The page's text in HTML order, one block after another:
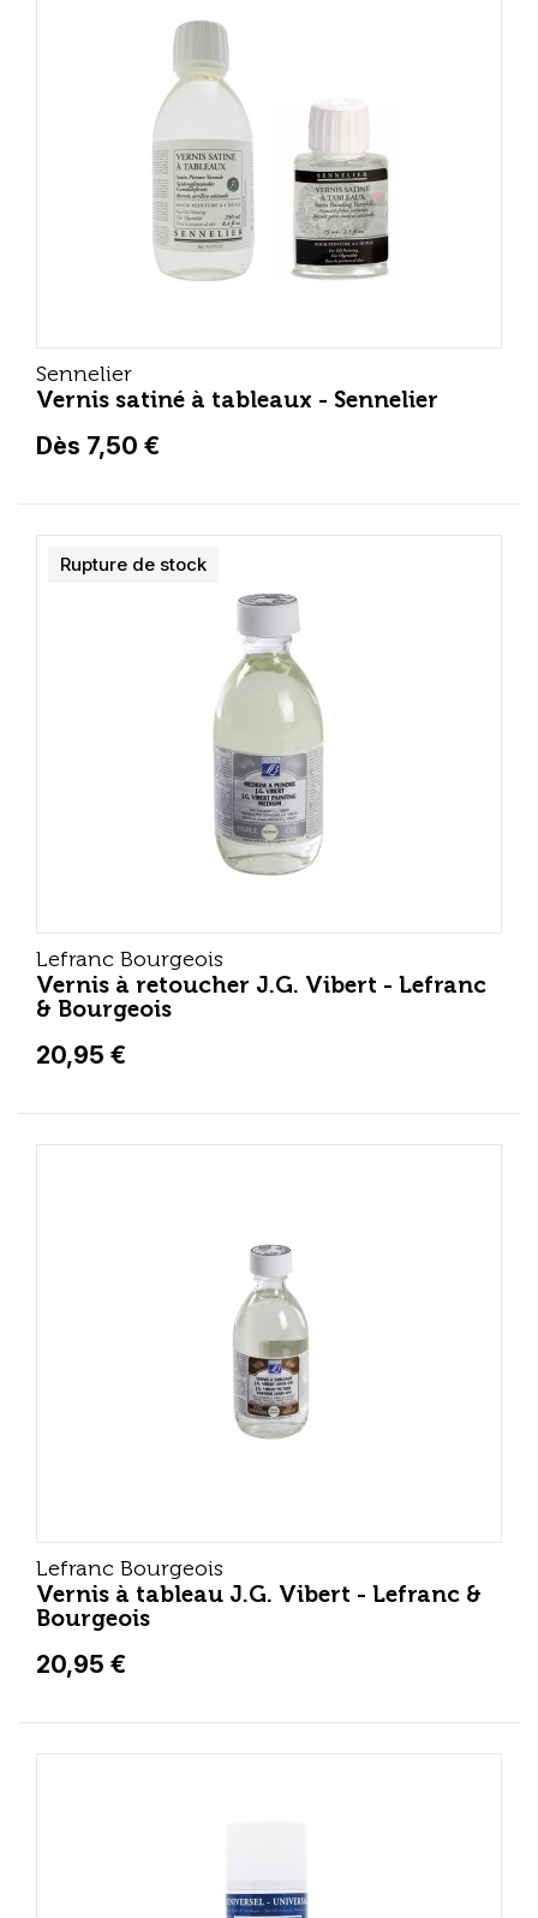
Sennelier
Vernis satiné à tableaux - Sennelier
Dès 7,50 €
Lefranc Bourgeois
Vernis à retoucher J.G. Vibert - Lefranc
& Bourgeois
20,95 €
Rupture de stock
Lefranc Bourgeois
Vernis à tableau J.G. Vibert - Lefranc &
Bourgeois
20,95 €